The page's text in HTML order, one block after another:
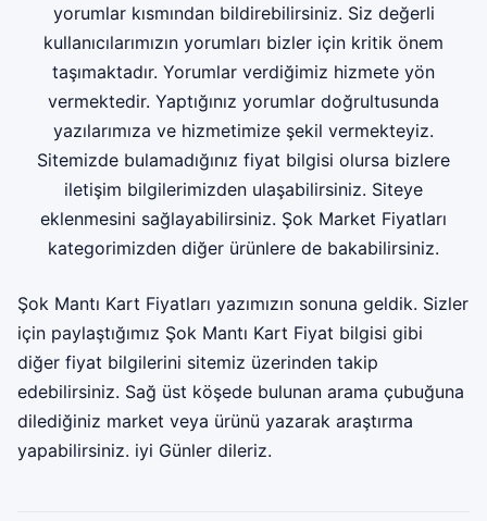
yorumlar kısmından bildirebilirsiniz. Siz değerli
kullanıcılarımızın yorumları bizler için kritik önem
taşımaktadır. Yorumlar verdiğimiz hizmete yön
vermektedir. Yaptığınız yorumlar doğrultusunda
yazılarımıza ve hizmetimize şekil vermekteyiz.
Sitemizde bulamadığınız fiyat bilgisi olursa bizlere
iletişim bilgilerimizden ulaşabilirsiniz. Siteye
eklenmesini sağlayabilirsiniz. Şok Market Fiyatları
kategorimizden diğer ürünlere de bakabilirsiniz.
Şok Mantı Kart Fiyatları yazımızın sonuna geldik. Sizler
için paylaştığımız Şok Mantı Kart Fiyat bilgisi gibi
diğer fiyat bilgilerini sitemiz üzerinden takip
edebilirsiniz. Sağ üst köşede bulunan arama çubuğuna
dilediğiniz market veya ürünü yazarak araştırma
yapabilirsiniz. iyi Günler dileriz.